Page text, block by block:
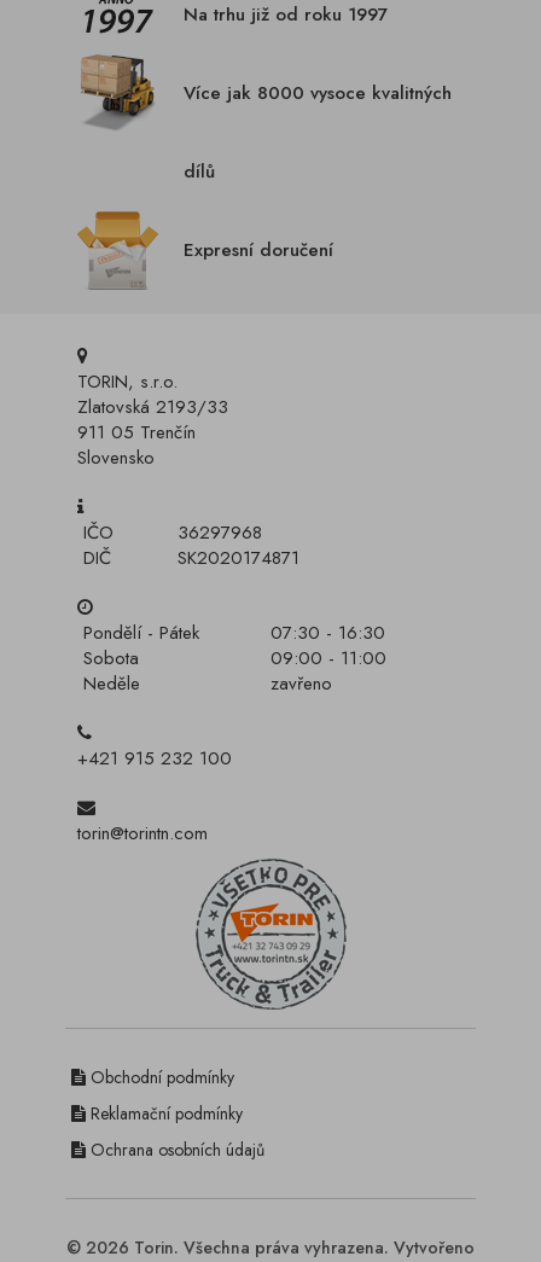
Na trhu již od roku 1997
Více jak 8000 vysoce kvalitných
dílů
Expresní doručení
TORIN, s.r.o.
Zlatovská 2193/33
911 05 Trenčín
Slovensko
IČO
36297968
DIČ
SK2020174871
Pondělí - Pátek
07:30 - 16:30
Sobota
09:00 - 11:00
Neděle
zavřeno
+421 915 232 100
torin@torintn.com
Obchodní podmínky
Reklamační podmínky
Ochrana osobních údajů
© 2026 Torin. Všechna práva vyhrazena. Vytvořeno